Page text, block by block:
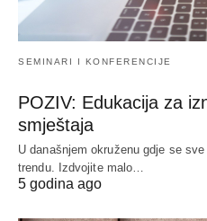
SEMINARI I KONFERENCIJE
POZIV: Edukacija za
smještaja
U današnjem okruženu gdje se
trendu. Izdvojite malo…
5 godina ago